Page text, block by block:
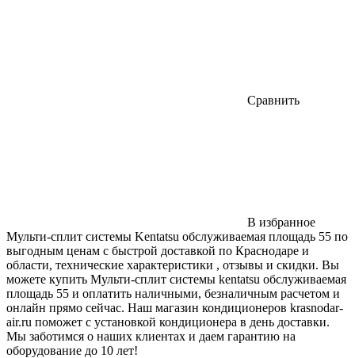
Сравнить
В избранное
Мульти-сплит системы Kentatsu обслуживаемая площадь 55 по
выгодным ценам с быстрой доставкой по Краснодаре и
области, технические характеристики , отзывы и скидки. Вы
можете купить Мульти-сплит системы kentatsu обслуживаемая
площадь 55 и оплатить наличными, безналичным расчетом и
онлайн прямо сейчас. Наш магазин кондиционеров krasnodar-
air.ru поможет с установкой кондиционера в день доставки.
Мы заботимся о наших клиентах и даем гарантию на
оборудование до 10 лет!